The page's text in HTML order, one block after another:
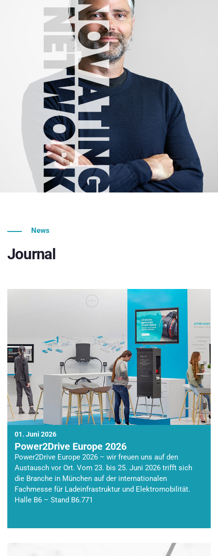
News
Journal
01. Juni 2026
Power2Drive Europe 2026
Power2Drive Europe 2026 – wir freuen uns auf den
Austausch vor Ort. Vom 23. bis 25. Juni 2026 trifft sich
die Branche in München auf der internationalen
Fachmesse für Ladeinfrastruktur und Elektromobilität.
Halle B6 – Stand B6.771